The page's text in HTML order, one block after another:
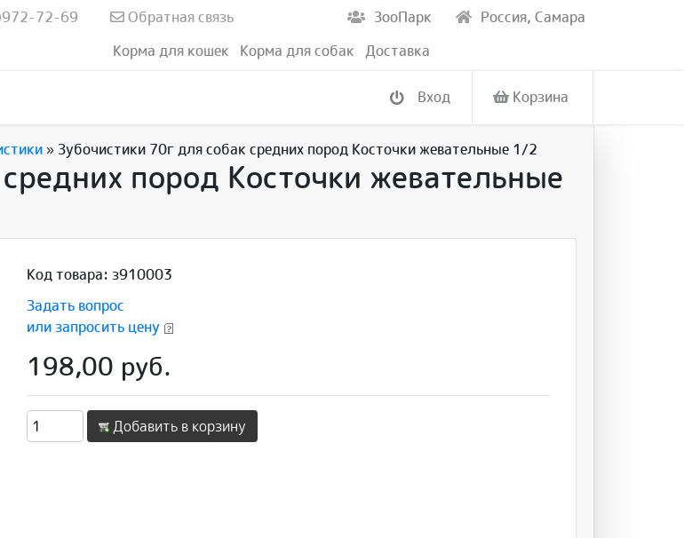
ЗооПарк Россия, Самара
72-69
Обратная связь
Корма для кошек
Корма для собак Доставка
Корзина
Вход
» Зубочистики 70г для собак средних пород Косточки жевательные 1/2
пород Косточки жевательные
Код товара: з910003
Задать вопрос
или запросить цену
198,00 руб.
Добавить в корзину